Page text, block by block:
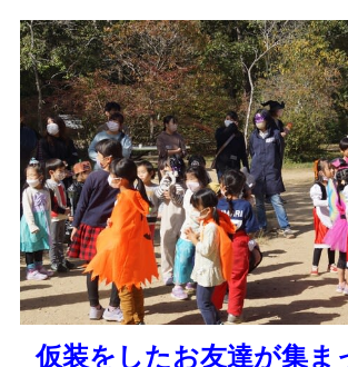
仮装をしたお友達が集ま